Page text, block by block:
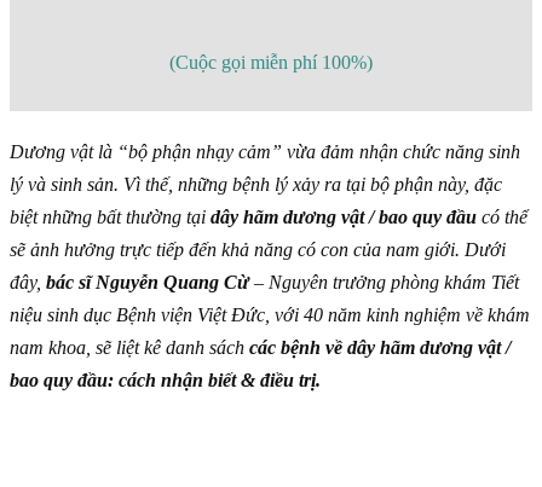
(Cuộc gọi miễn phí 100%)
Dương vật là “bộ phận nhạy cảm” vừa đảm nhận chức năng sinh
lý và sinh sản. Vì thế, những bệnh lý xảy ra tại bộ phận này, đặc
biệt những bất thường tại dây hãm dương vật / bao quy đầu có thể
sẽ ảnh hưởng trực tiếp đến khả năng có con của nam giới. Dưới
đây, bác sĩ Nguyễn Quang Cừ– Nguyên trưởng phòng khám Tiết
niệu sinh dục Bệnh viện Việt Đức, với 40 năm kinh nghiệm về khám
nam khoa, sẽ liệt kê danh sách các bệnh về dây hãm dương vật /
bao quy đầu: cách nhận biết & điều trị.